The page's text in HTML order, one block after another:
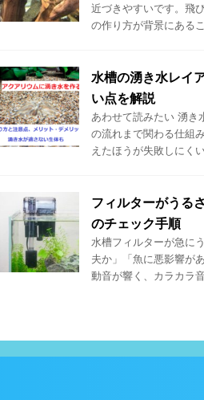
近づきやすいです。飛
の作り方が背景にある
水槽の湧き水レイ
い点を解説
あわせて読みたい 湧き
の流れまで関わる仕組
えたほうが失敗しにく
フィルターがうる
のチェック手順
水槽フィルターが急に
夫か」「魚に悪影響が
動音が響く、カラカラ